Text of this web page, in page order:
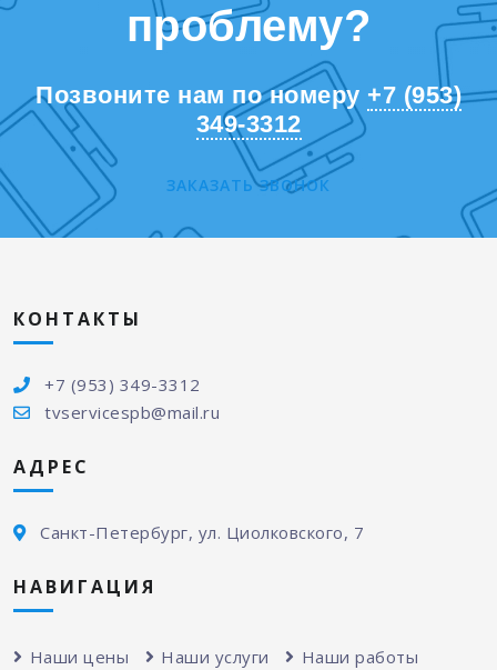
проблему?
Позвоните нам по номеру +7 (953)
349-3312
ЗАКАЗАТЬ ЗВОНОК
КОНТАКТЫ
+7 (953) 349-3312
tvservicespb@mail.ru
АДРЕС
Санкт-Петербург, ул. Циолковского, 7
НАВИГАЦИЯ
Наши цены Наши услуги Наши работы